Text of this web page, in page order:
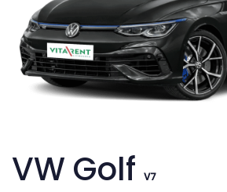
VW Golf V7